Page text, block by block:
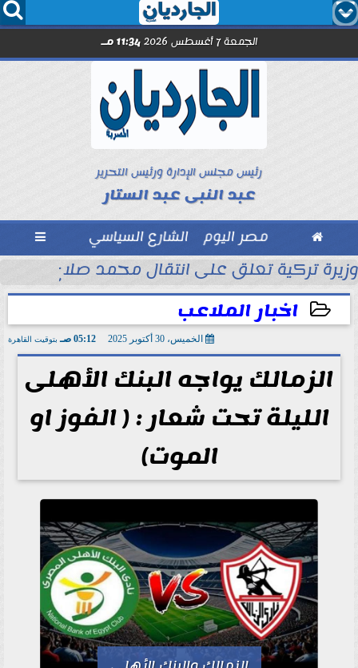
  
الجمعة 7 أغسطس 2026 11:34 مـ
رئيس مجلس الإدارة ورئيس التحرير
عبد النبى عبد الستار
 مصر اليوم الشارع السياسي 
الرئيس التشادي
وزيرة تركية تعلق على انتقال محمد صلاح إلى
اخبار الملاعب
الخميس، 30 أكتوبر 2025 05:12 صـ بتوقيت القاهرة
الزمالك يواجه البنك الأهلى
الليلة تحت شعار : ( الفوز او
الموت)